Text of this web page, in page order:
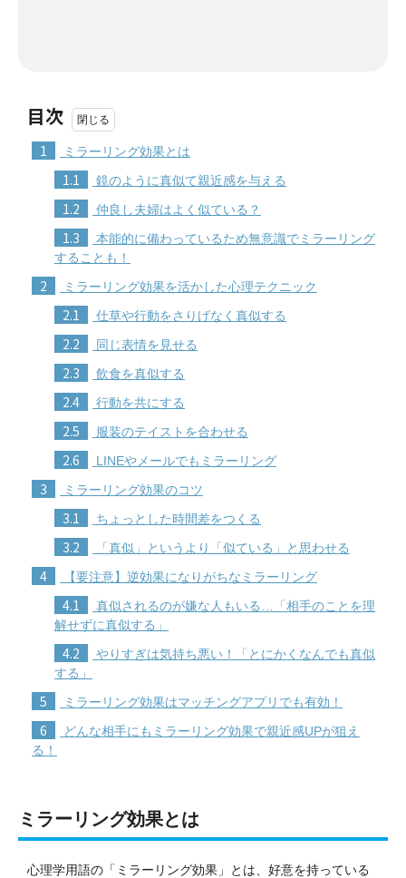
目次
1 ミラーリング効果とは
1.1 鏡のように真似て親近感を与える
1.2 仲良し夫婦はよく似ている？
1.3
本能的に備わっているため無意識でミラーリング
することも！
2 ミラーリング効果を活かした心理テクニック
2.1 仕草や行動をさりげなく真似する
2.2 同じ表情を見せる
2.3 飲食を真似する
2.4 行動を共にする
2.5 服装のテイストを合わせる
2.6 LINEやメールでもミラーリング
3 ミラーリング効果のコツ
3.1 ちょっとした時間差をつくる
3.2 「真似」というより「似ている」と思わせる
4 【要注意】逆効果になりがちなミラーリング
4.1
真似されるのが嫌な人もいる…「相手のことを理
解せずに真似する」
4.2
やりすぎは気持ち悪い！「とにかくなんでも真似
する」
5 ミラーリング効果はマッチングアプリでも有効！
6
どんな相手にもミラーリング効果で親近感UPが狙え
る！
ミラーリング効果とは
心理学用語の「ミラーリング効果」とは、好意を持っている